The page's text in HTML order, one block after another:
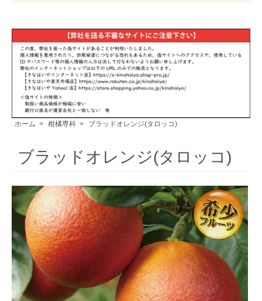
ホーム > 柑橘専科 > ブラッドオレンジ(タロッコ)
ブラッドオレンジ(タロッコ)